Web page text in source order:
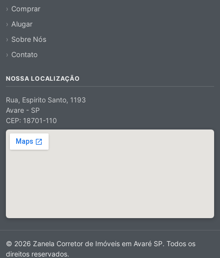
Comprar
Alugar
Sobre Nós
Contato
NOSSA LOCALIZAÇÃO
Rua, Espirito Santo, 1193
Avare - SP
CEP: 18701-110
© 2026 Zanela Corretor de Imóveis em Avaré SP. Todos os
direitos reservados.